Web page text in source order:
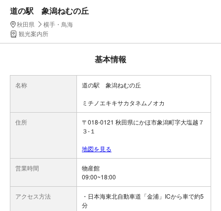
道の駅 象潟ねむの丘
秋田県
横手・鳥海
観光案内所
基本情報
名称 道の駅 象潟ねむの丘
ミチノエキキサカタネムノオカ
住所
〒018-0121 秋田県にかほ市象潟町字大塩越７
３-１
地図を見る
営業時間
物産館
09:00~18:00
アクセス方法
・日本海東北自動車道「金浦」ICから車で約5
分